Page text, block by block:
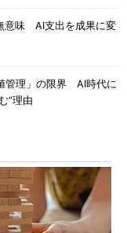
意味 AI支出を成果に変
管理」の限界 AI時代に
”理由